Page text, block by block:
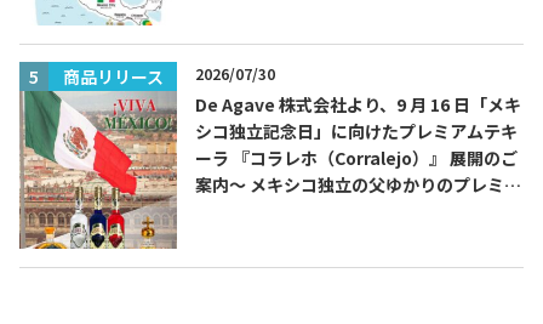
テキーラのつくり方
テキーラの飲み方
メキシコ料理 メキシコ旅行
メキシコの記念日
イベント一覧
テキーラ・メスカルが 飲めるバー
商品リリース 2026/07/30
De Agave 株式会社より、9 月 16 日「メキ
シコ独立記念日」に向けたプレミアムテキ
ーラ 『コラレホ（Corralejo）』 展開のご
案内〜 メキシコ独立の父ゆかりのプレミア